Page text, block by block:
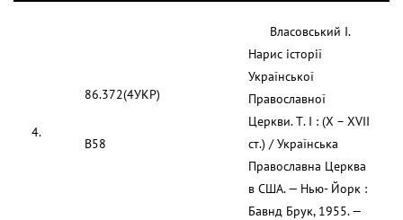
4.
86.372(4УКР)
В58
Власовський І.
Нарис історії
Української
Православної
Церкви. Т. I : (Х – XVII
ст.) / Українська
Православна Церква
в США. — Нью- Йорк :
Бавнд Брук, 1955. —